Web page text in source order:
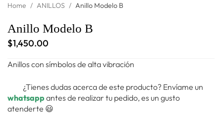
Home / ANILLOS / Anillo Modelo B
Anillo Modelo B
$1,450.00
Anillos con símbolos de alta vibración
¿Tienes dudas acerca de este producto? Envíame un
whatsapp antes de realizar tu pedido, es un gusto
atenderte 😃